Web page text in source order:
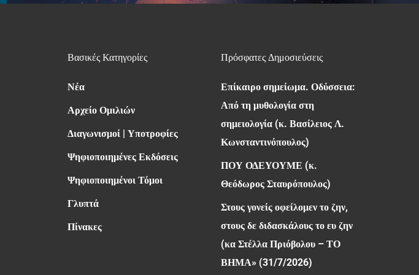
Βασικές Κατηγορίες
Νέα
Αρχείο Ομιλιών
Διαγωνισμοί | Υποτροφίες
Ψηφιοποιημένες Εκδόσεις
Ψηφιοποιημένοι Τόμοι
Γλυπτά
Πίνακες
Πρόσφατες Δημοσιεύσεις
Επίκαιρο σημείωμα. Οδύσσεια:
Από τη μυθολογία στη
σημειολογία (κ. Βασίλειος Λ.
Κωνσταντινόπουλος)
ΠΟΥ ΟΔΕΥΟΥΜΕ (κ.
Θεόδωρος Σταυρόπουλος)
Στους γονείς οφείλομεν το ζην,
στους δε διδασκάλους το ευ ζην
(κα Στέλλα Πριόβολου – ΤΟ
ΒΗΜΑ» (31/7/2026)